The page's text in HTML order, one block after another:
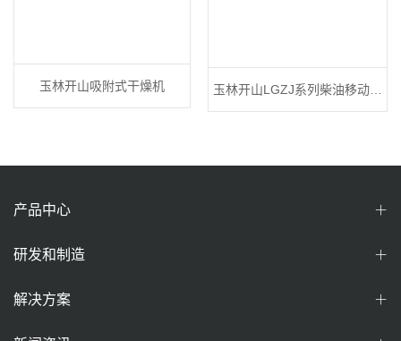
玉林开山吸附式干燥机 玉林开山LGZJ系列柴油移动空
产品中心
研发和制造
解决方案